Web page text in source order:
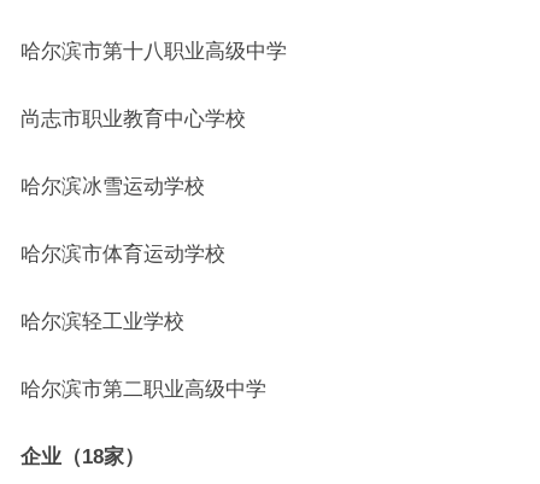
哈尔滨市第十八职业高级中学
尚志市职业教育中心学校
哈尔滨冰雪运动学校
哈尔滨市体育运动学校
哈尔滨轻工业学校
哈尔滨市第二职业高级中学
企业（18家）